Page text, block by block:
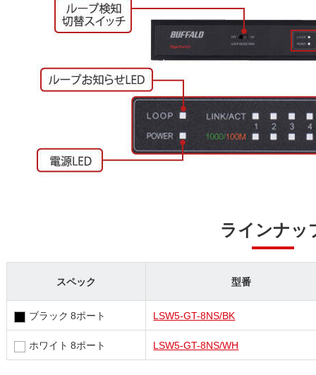
ラインナッ
スペック 型番
ブラック 8ポート LSW5-GT-8NS/BK
ホワイト 8ポート LSW5-GT-8NS/WH